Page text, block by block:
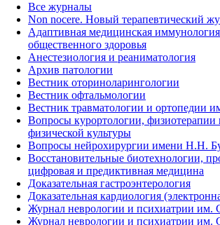
Все журналы
Non nocere. Новый терапевтический
Адаптивная медицинская
общественного здоровья
Анестезиология и реаниматология
Архив патологии
Вестник оториноларингологии
Вестник офтальмологии
Вестник травматологии и ортопедии
Вопросы курортологии, физиотерапии
физической культуры
Вопросы нейрохирургии имени Н.Н.
Восстановительные биотехнологии,
цифровая и предиктивная медицина
Доказательная гастроэнтерология
Доказательная кардиология
Журнал неврологии и психиатрии им.
Журнал неврологии и психиатрии им.